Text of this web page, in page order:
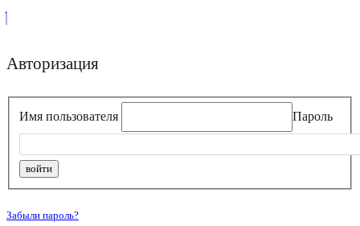
Авторизация
Имя пользователя Пароль
Забыли пароль?